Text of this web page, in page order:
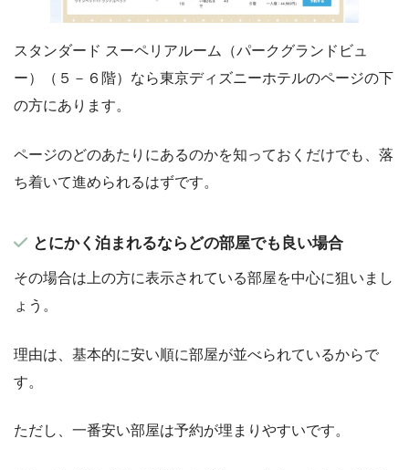
スタンダード スーペリアルーム（パークグランドビュ
ー）（５－６階）なら東京ディズニーホテルのページの下
の方にあります。
ページのどのあたりにあるのかを知っておくだけでも、落
ち着いて進められるはずです。
とにかく泊まれるならどの部屋でも良い場合
その場合は上の方に表示されている部屋を中心に狙いまし
ょう。
理由は、基本的に安い順に部屋が並べられているからで
す。
ただし、一番安い部屋は予約が埋まりやすいです。